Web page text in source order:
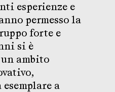
esperienze e
permesso la
forte e
si è
ambito
a